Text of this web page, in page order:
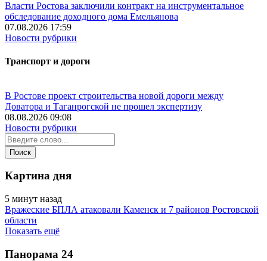
Власти Ростова заключили контракт на инструментальное
обследование доходного дома Емельянова
07.08.2026 17:59
Новости рубрики
Транспорт и дороги
В Ростове проект строительства новой дороги между
Доватора и Таганрогской не прошел экспертизу
08.08.2026 09:08
Новости рубрики
Картина дня
5 минут назад
Вражеские БПЛА атаковали Каменск и 7 районов Ростовской
области
Показать ещё
Панорама 24